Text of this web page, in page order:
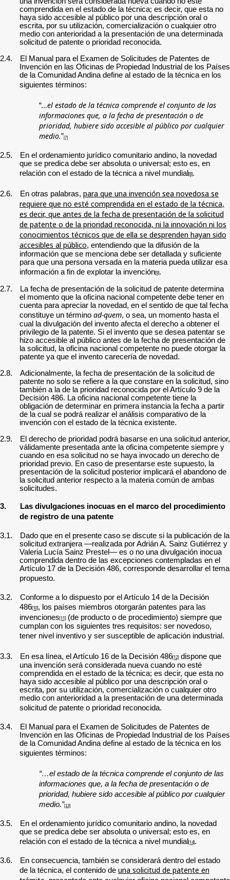
comprendida en el estado de la técnica; es decir, que esta no
haya sido accesible al público por una descripción oral o
escrita, por su utilización, comercialización o cualquier otro
medio con anterioridad a la presentación de una determinada
solicitud de patente o prioridad reconocida.
2.4.
E l Manual para el Examen de Solicitudes de Patentes de
Invención en las Oficinas de Propiedad Industrial de los Países
de la Comunidad Andina define al estado de la técnica en los
siguientes términos:
“…el estado de la técnica comprende el conjunto de las
informaciones que, a la fecha de presentación o de
prioridad, hubiere sido accesible al público por cualquier
medio.”[7]
2.5.
En el ordenamiento jurídico comunitario andino, la novedad
que se predica debe ser absoluta o universal; esto es, en
relación con el estado de la técnica a nivel mundial [8].
2.6. En otras palabras, para que una invención sea novedosa se
requiere que no esté comprendida en el estado de la técnica,
es decir, que antes de la fecha de presentación de la solicitud
de patente o de la prioridad reconocida, ni la innovación ni los
conocimientos técnicos que de ella se desprenden hayan sido
accesibles al público, entendiendo que la difusión de la
información que se menciona debe ser detallada y suficiente
para que una persona versada en la materia pueda utilizar esa
información a fin de explotar la invención[9].
2.7.
La fecha de presentación de la solicitud de patente determina
el momento que la oficina nacional competente debe tener en
cuenta para apreciar la novedad, en el sentido de que tal fecha
constituye un término ad-quem, o sea, un momento hasta el
cual la divulgación del invento afecta el derecho a obtener el
privilegio de la patente. Si el invento que se desea patentar se
hizo accesible al público antes de la fecha de presentación de
la solicitud, la oficina nacional competente no puede otorgar la
patente ya que el invento carecería de novedad.
2.8.
Adicionalmente, la fecha de presentación de la solicitud de
patente no solo se refiere a la que constare en la solicitud, sino
también a la de la prioridad reconocida por el Artículo 9 de la
Decisión 486. La oficina nacional competente tiene la
obligación de determinar en primera instancia la fecha a partir
de la cual se podrá realizar el análisis comparativo de la
invención con el estado de la técnica existente.
2.9.
El derecho de prioridad podrá basarse en una solicitud anterior,
válidamente presentada ante la oficina competente siempre y
cuando en esa solicitud no se haya invocado un derecho de
prioridad previo. En caso de presentarse este supuesto, la
presentación de la solicitud posterior implicará el abandono de
la solicitud anterior respecto a la materia común de ambas
solicitudes.
3.
Las divulgaciones inocuas en el marco del procedimiento
de registro de una patente
3.1.
Dado que en el presente caso se discute si la publicación de la
solicitud extranjera —realizada por Adrián A. Sainz Gutiérrez y
Valeria Lucía Sainz Prestel— es o no una divulgación inocua
comprendida dentro de las excepciones contempladas en el
Artículo 17 de la Decisión 486, corresponde desarrollar el tema
propuesto.
3.2.
Conforme a lo dispuesto por el Artículo 14 de la Decisión
486[10], los países miembros otorgarán patentes para las
invenciones[11](de producto o de procedimiento) siempre que
cumplan con los siguientes tres requisitos: ser novedoso,
tener nivel inventivo y ser susceptible de aplicación industrial.
3.3. En esa línea, el Artículo 16 de la Decisión 486[12] dispone que
una invención será considerada nueva cuando no esté
comprendida en el estado de la técnica; es decir, que esta no
haya sido accesible al público por una descripción oral o
escrita, por su utilización, comercialización o cualquier otro
medio con anterioridad a la presentación de una determinada
solicitud de patente o prioridad reconocida.
3.4. E l Manual para el Examen de Solicitudes de Patentes de
Invención en las Oficinas de Propiedad Industrial de los Países
de la Comunidad Andina define al estado de la técnica en los
siguientes términos:
“…el estado de la técnica comprende el conjunto de las
informaciones que, a la fecha de presentación o de
prioridad, hubiere sido accesible al público por cualquier
medio.”[13]
3.5.
En el ordenamiento jurídico comunitario andino, la novedad
que se predica debe ser absoluta o universal; esto es, en
relación con el estado de la técnica a nivel mundial [14].
3.6.
En consecuencia, también se considerará dentro del estado
de la técnica, el contenido de una solicitud de patente en